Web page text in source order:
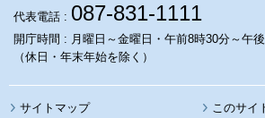
代表電話 : 087-831-1111
開庁時間 : 月曜日～金曜日・午前8時30分～午
（休日・年末年始を除く）
サイトマップ このサイ